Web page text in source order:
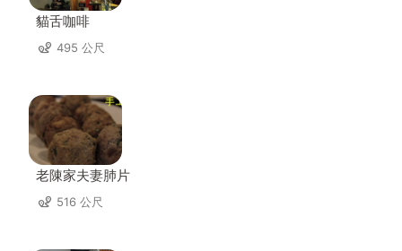
貓舌咖啡
495 公尺
老陳家夫妻肺片
516 公尺